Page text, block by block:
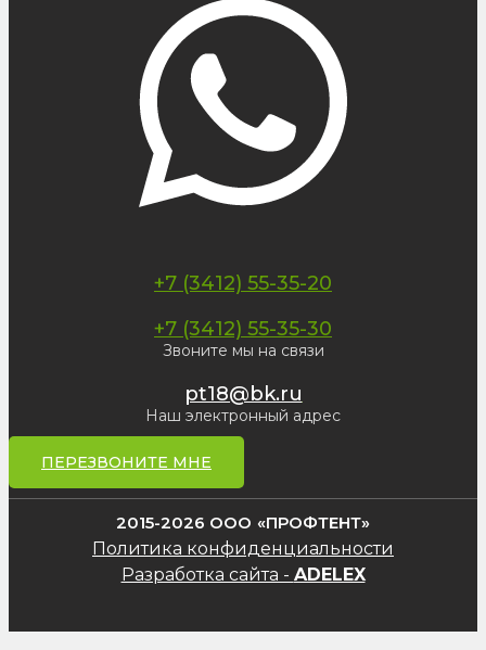
+7 (3412) 55-35-20
+7 (3412) 55-35-30
Звоните мы на связи
pt18@bk.ru
Наш электронный адрес
ПЕРЕЗВОНИТЕ МНЕ
2015-2026 ООО «ПРОФТЕНТ»
Политика конфиденциальности
Разработка сайта - ADELEX